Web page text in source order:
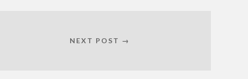
NEXT POST →